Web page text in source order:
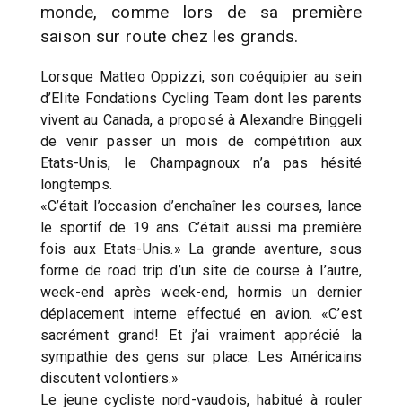
monde, comme lors de sa première
saison sur route chez les grands.
Lorsque Matteo Oppizzi, son coéquipier au sein
d’Elite Fondations Cycling Team dont les parents
vivent au Canada, a proposé à Alexandre Binggeli
de venir passer un mois de compétition aux
Etats-Unis, le Champagnoux n’a pas hésité
longtemps.
«C’était l’occasion d’enchaîner les courses, lance
le sportif de 19 ans. C’était aussi ma première
fois aux Etats-Unis.» La grande aventure, sous
forme de road trip d’un site de course à l’autre,
week-end après week-end, hormis un dernier
déplacement interne effectué en avion. «C’est
sacrément grand! Et j’ai vraiment apprécié la
sympathie des gens sur place. Les Américains
discutent volontiers.»
Le jeune cycliste nord-vaudois, habitué à rouler